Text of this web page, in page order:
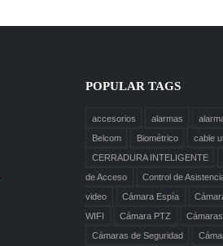
POPULAR TAGS
accesorios alarmas
Belcom
Biométrico cable
CERRADURA INTELIGENTE
de Acceso
Control de
video
Cámara Espía
WIFI
Cámara PTZ
Cámaras de Seguridad